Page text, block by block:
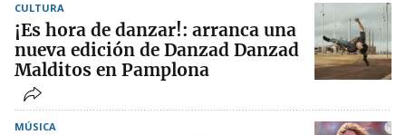
CULTURA
¡Es hora de danzar!: arranca una
nueva edición de Danzad Danzad
Malditos en Pamplona
MÚSICA